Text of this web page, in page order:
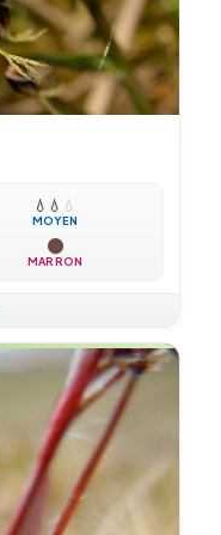
💧 💧 💧
MOYEN
MARRON